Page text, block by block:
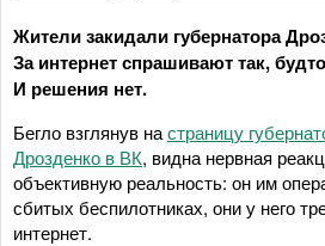
Жители закидали губернатора
За интернет спрашивают так,
И решения нет.
Бегло взглянув настраницу
Дрозденко в ВК, видна нервная
объективную реальность: он им
сбитых беспилотниках, они у него
интернет.